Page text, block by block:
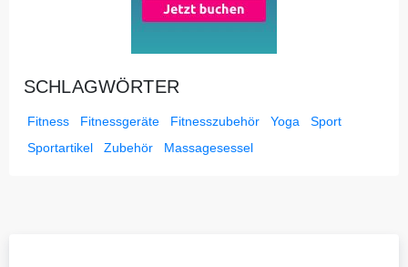
SCHLAGWÖRTER
Fitness Fitnessgeräte Fitnesszubehör Yoga
Sport
Sportartikel
Zubehör Massagesessel